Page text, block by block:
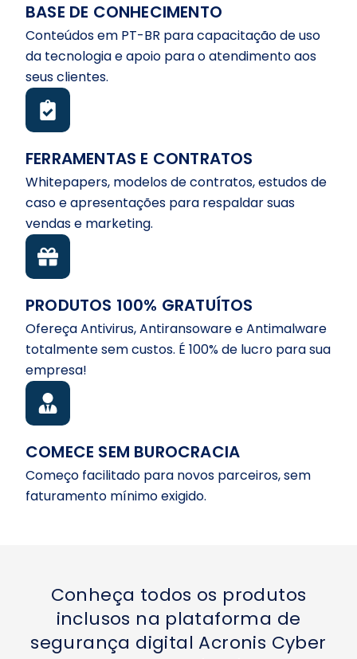
BASE DE CONHECIMENTO
Conteúdos em PT-BR para capacitação de uso
da tecnologia e apoio para o atendimento aos
seus clientes.
FERRAMENTAS E CONTRATOS
Whitepapers, modelos de contratos, estudos de
caso e apresentações para respaldar suas
vendas e marketing.
PRODUTOS 100% GRATUÍTOS
Ofereça Antivirus, Antiransoware e Antimalware
totalmente sem custos. É 100% de lucro para sua
empresa!
COMECE SEM BUROCRACIA
Começo facilitado para novos parceiros, sem
faturamento mínimo exigido.
Conheça todos os produtos
inclusos na plataforma de
segurança digital Acronis Cyber